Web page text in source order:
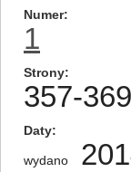
Numer
1
Strony
357-369
Daty
wydano